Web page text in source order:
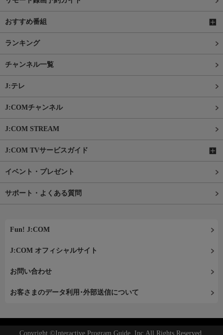
おすすめ番組
ランキング
チャンネル一覧
J:テレ
J:COMチャンネル
J:COM STREAM
J:COM TVサービスガイド
イベント・プレゼント
サポート・よくある質問
Fun! J:COM
J:COM オフィシャルサイト
お問い合わせ
お客さまのデータ利用･外部送信について
Copyright ©Interactive Program Guide, Inc.All Rights Reserved.